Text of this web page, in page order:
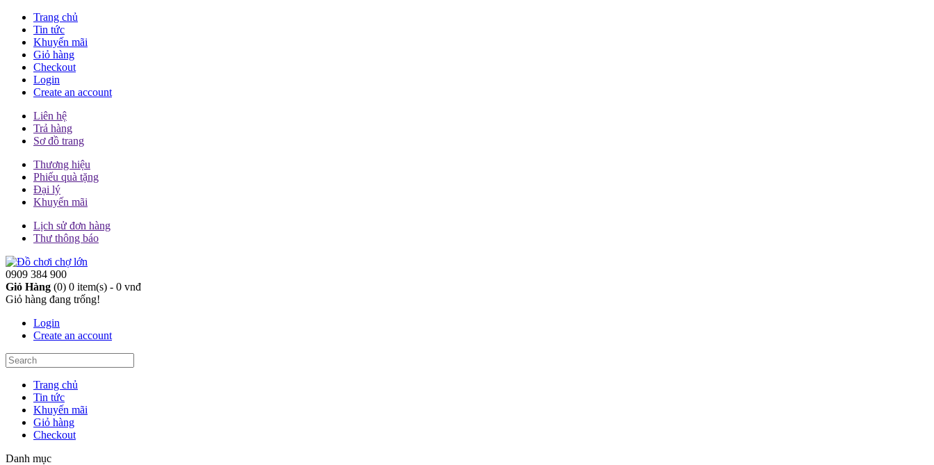
Trang chủ
Tin tức
Khuyến mãi
Giỏ hàng
Checkout
Login
Create an account
Liên hệ
Trả hàng
Sơ đồ trang
Thương hiệu
Phiếu quà tặng
Đại lý
Khuyến mãi
Lịch sử đơn hàng
Thư thông báo
0909 384 900
Giỏ Hàng (0) 0 item(s) - 0 vnđ
Giỏ hàng đang trống!
Login
Create an account
Trang chủ
Tin tức
Khuyến mãi
Giỏ hàng
Checkout
Danh mục